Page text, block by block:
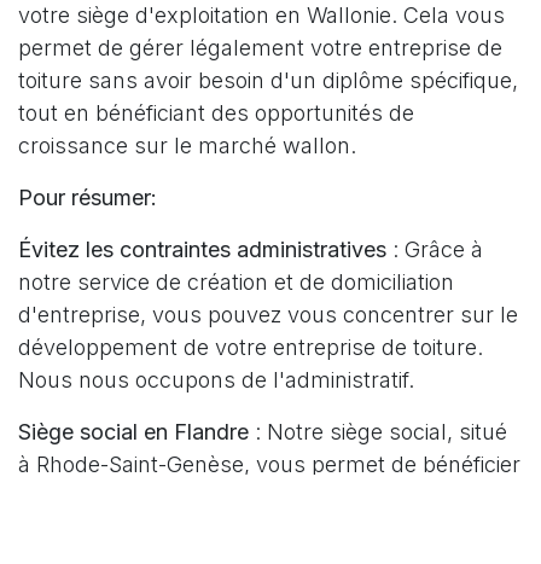
votre siège d'exploitation en Wallonie. Cela vous
permet de gérer légalement votre entreprise de
toiture sans avoir besoin d'un diplôme spécifique,
tout en bénéficiant des opportunités de
croissance sur le marché wallon.
Pour résumer:
Évitez les contraintes administratives : Grâce à
notre service de création et de domiciliation
d'entreprise, vous pouvez vous concentrer sur le
développement de votre entreprise de toiture.
Nous nous occupons de l'administratif.
Siège social en Flandre : Notre siège social, situé
à Rhode-Saint-Genèse, vous permet de bénéficier